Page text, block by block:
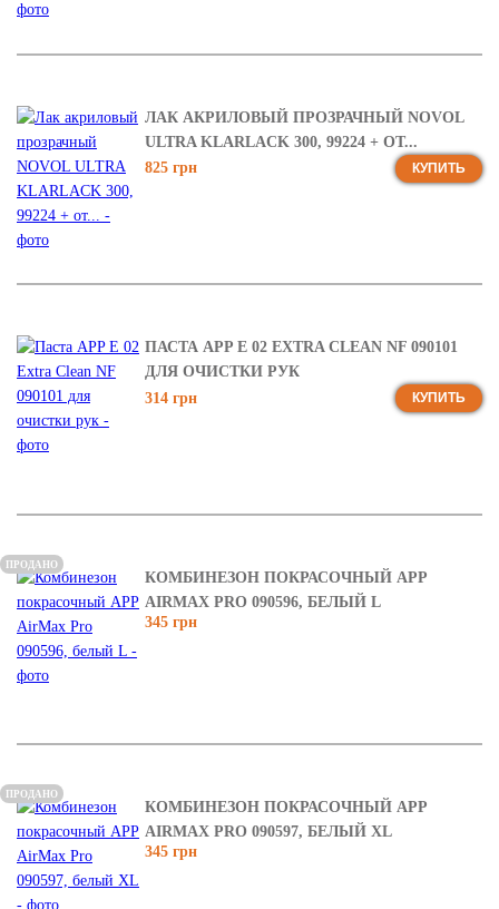
ЛАК АКРИЛОВЫЙ ПРОЗРАЧНЫЙ NOVOL
ULTRA KLARLACK 300, 99224 + ОТ...
825 грн
КУПИТЬ
ПАСТА APP E 02 EXTRA CLEAN NF 090101
ДЛЯ ОЧИСТКИ РУК
314 грн
КУПИТЬ
КОМБИНЕЗОН ПОКРАСОЧНЫЙ APP
AIRMAX PRO 090596, БЕЛЫЙ L
345 грн
ПРОДАНО
КОМБИНЕЗОН ПОКРАСОЧНЫЙ APP
AIRMAX PRO 090597, БЕЛЫЙ ХL
345 грн
ПРОДАНО